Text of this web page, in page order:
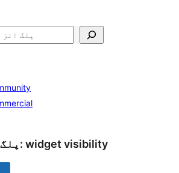
پلگ ان ٹیگ: widget visibility